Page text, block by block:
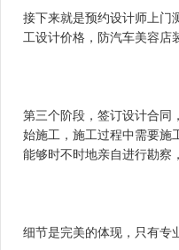
接下来就是预约设计师上门测
工设计价格，防汽车美容
第三个阶段，签订设计合同
始施工，施工过程中需要
能够时不时地亲自进行勘察
细节是完美的体现，只有专